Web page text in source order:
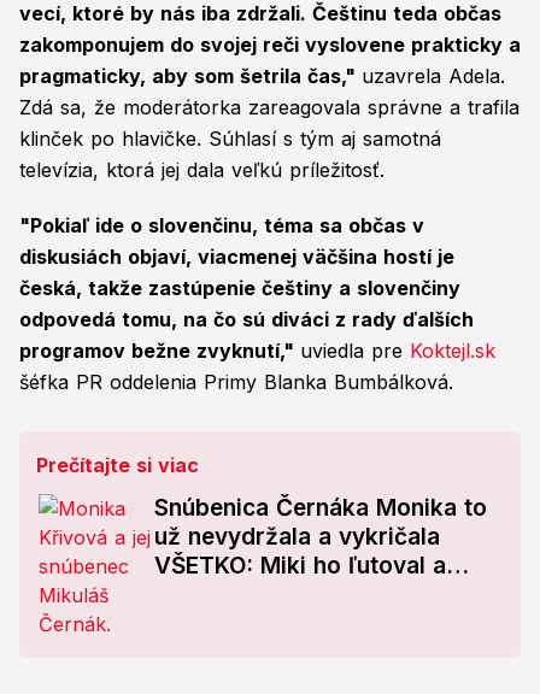
vecí, ktoré by nás iba zdržali. Češtinu teda občas
zakomponujem do svojej reči vyslovene prakticky a
pragmaticky, aby som šetrila čas," uzavrela Adela.
Zdá sa, že moderátorka zareagovala správne a trafila
klinček po hlavičke. Súhlasí s tým aj samotná
televízia, ktorá jej dala veľkú príležitosť.
"Pokiaľ ide o slovenčinu, téma sa občas v
diskusiách objaví, viacmenej väčšina hostí je
česká, takže zastúpenie češtiny a slovenčiny
odpovedá tomu, na čo sú diváci z rady ďalších
programov bežne zvyknutí," uviedla pre Koktejl.sk
šéfka PR oddelenia Primy Blanka Bumbálková.
Prečítajte si viac
Snúbenica Černáka Monika to
už nevydržala a vykričala
VŠETKO: Miki ho ľutoval a